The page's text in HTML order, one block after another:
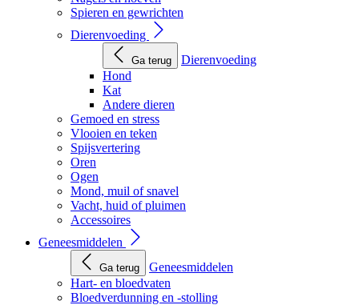
Spieren en gewrichten
Dierenvoeding
Ga terug
Dierenvoeding
Hond
Kat
Andere dieren
Gemoed en stress
Vlooien en teken
Spijsvertering
Oren
Ogen
Mond, muil of snavel
Vacht, huid of pluimen
Accessoires
Geneesmiddelen
Ga terug
Geneesmiddelen
Hart- en bloedvaten
Bloedverdunning en -stolling